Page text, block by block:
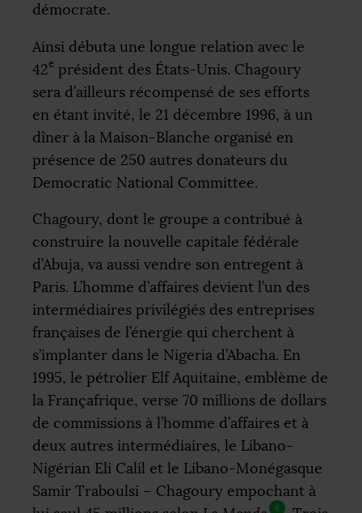
démocrate.
Ainsi débuta une longue relation avec le
42e président des États-Unis. Chagoury
sera d’ailleurs récompensé de ses efforts
en étant invité, le 21 décembre 1996, à un
dîner à la Maison-Blanche organisé en
présence de 250 autres donateurs du
Democratic National Committee.
Chagoury, dont le groupe a contribué à
construire la nouvelle capitale fédérale
d’Abuja, va aussi vendre son entregent à
Paris. L’homme d’affaires devient l’un des
intermédiaires privilégiés des entreprises
françaises de l’énergie qui cherchent à
s’implanter dans le Nigeria d’Abacha. En
1995, le pétrolier Elf Aquitaine, emblème de
la Françafrique, verse 70 millions de dollars
de commissions à l’homme d’affaires et à
deux autres intermédiaires, le Libano-
Nigérian Eli Calil et le Libano-Monégasque
Samir Traboulsi – Chagoury empochant à
6